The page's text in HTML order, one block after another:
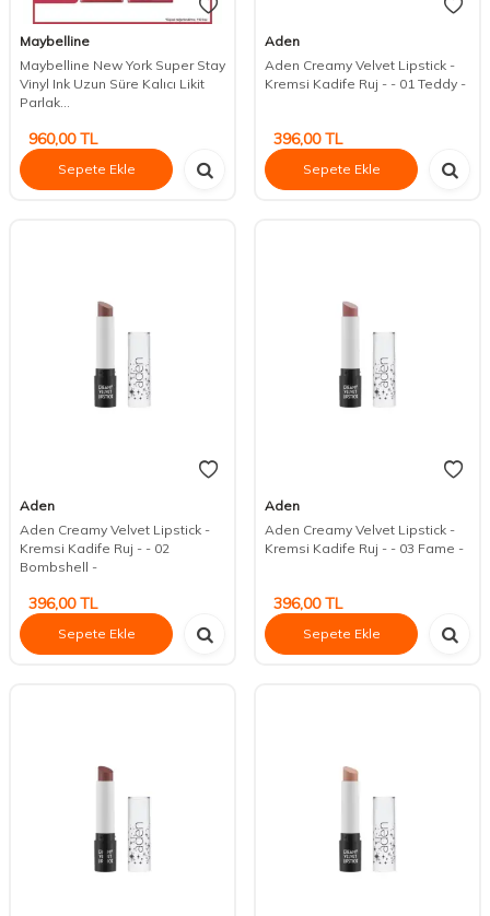
Maybelline
Maybelline New York Super Stay
Vinyl Ink Uzun Süre Kalıcı Likit
Parlak...
960,00TL
Sepete Ekle
Aden
Aden Creamy Velvet Lipstick -
Kremsi Kadife Ruj - - 01 Teddy -
396,00TL
Sepete Ekle
Aden
Aden Creamy Velvet Lipstick -
Kremsi Kadife Ruj - - 02
Bombshell -
396,00TL
Sepete Ekle
Aden
Aden Creamy Velvet Lipstick -
Kremsi Kadife Ruj - - 03 Fame -
396,00TL
Sepete Ekle